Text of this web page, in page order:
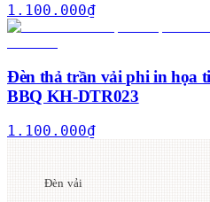
1.100.000₫
Đèn thả trần vải phi in họa
BBQ KH-DTR023
1.100.000₫
Đèn vải